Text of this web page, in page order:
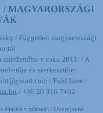
MAGYARORSZÁGI
/ Független magyarországi
v roku 2011: / A
és szerkesztője:
/ Fuhl Imre /
/ +36 20 316 7402
žijúcich v zahraničí / Uverejnené